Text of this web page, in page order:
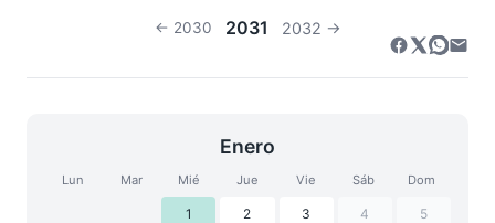
← 2030 2031 2032 →
Enero
Lun Mar Mié Jue Vie Sáb Dom
1 2 3 4 5